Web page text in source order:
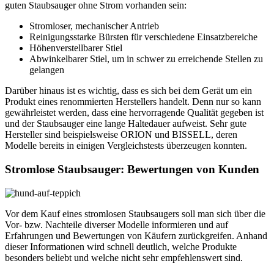
guten Staubsauger ohne Strom vorhanden sein:
Stromloser, mechanischer Antrieb
Reinigungsstarke Bürsten für verschiedene Einsatzbereiche
Höhenverstellbarer Stiel
Abwinkelbarer Stiel, um in schwer zu erreichende Stellen zu
gelangen
Darüber hinaus ist es wichtig, dass es sich bei dem Gerät um ein
Produkt eines renommierten Herstellers handelt. Denn nur so kann
gewährleistet werden, dass eine hervorragende Qualität gegeben ist
und der Staubsauger eine lange Haltedauer aufweist. Sehr gute
Hersteller sind beispielsweise ORION und BISSELL, deren
Modelle bereits in einigen Vergleichstests überzeugen konnten.
Stromlose Staubsauger: Bewertungen von Kunden
Vor dem Kauf eines stromlosen Staubsaugers soll man sich über die
Vor- bzw. Nachteile diverser Modelle informieren und auf
Erfahrungen und Bewertungen von Käufern zurückgreifen. Anhand
dieser Informationen wird schnell deutlich, welche Produkte
besonders beliebt und welche nicht sehr empfehlenswert sind.